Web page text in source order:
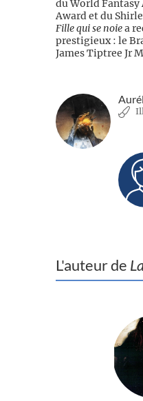
du World
Award et du
Fille qui se noiea
prestigieux : le
James Tiptree Jr
L'auteur de